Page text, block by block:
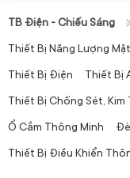
TB Điện - Chiếu Sáng
Thiết Bị Năng Lượng
Thiết Bị Điện Thiết Bị
Thiết Bị Chống Sét, Kim
Ổ Cắm Thông Minh
Thiết Bị Điều Khiển